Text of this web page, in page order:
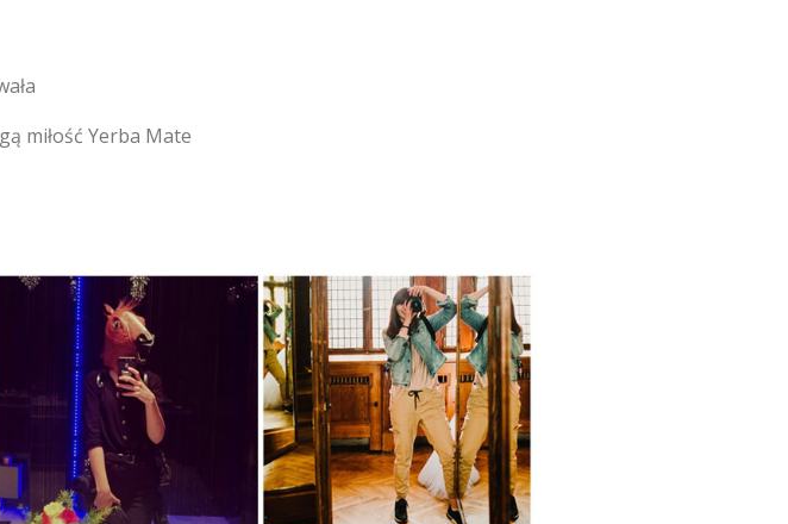
miłość Yerba Mate